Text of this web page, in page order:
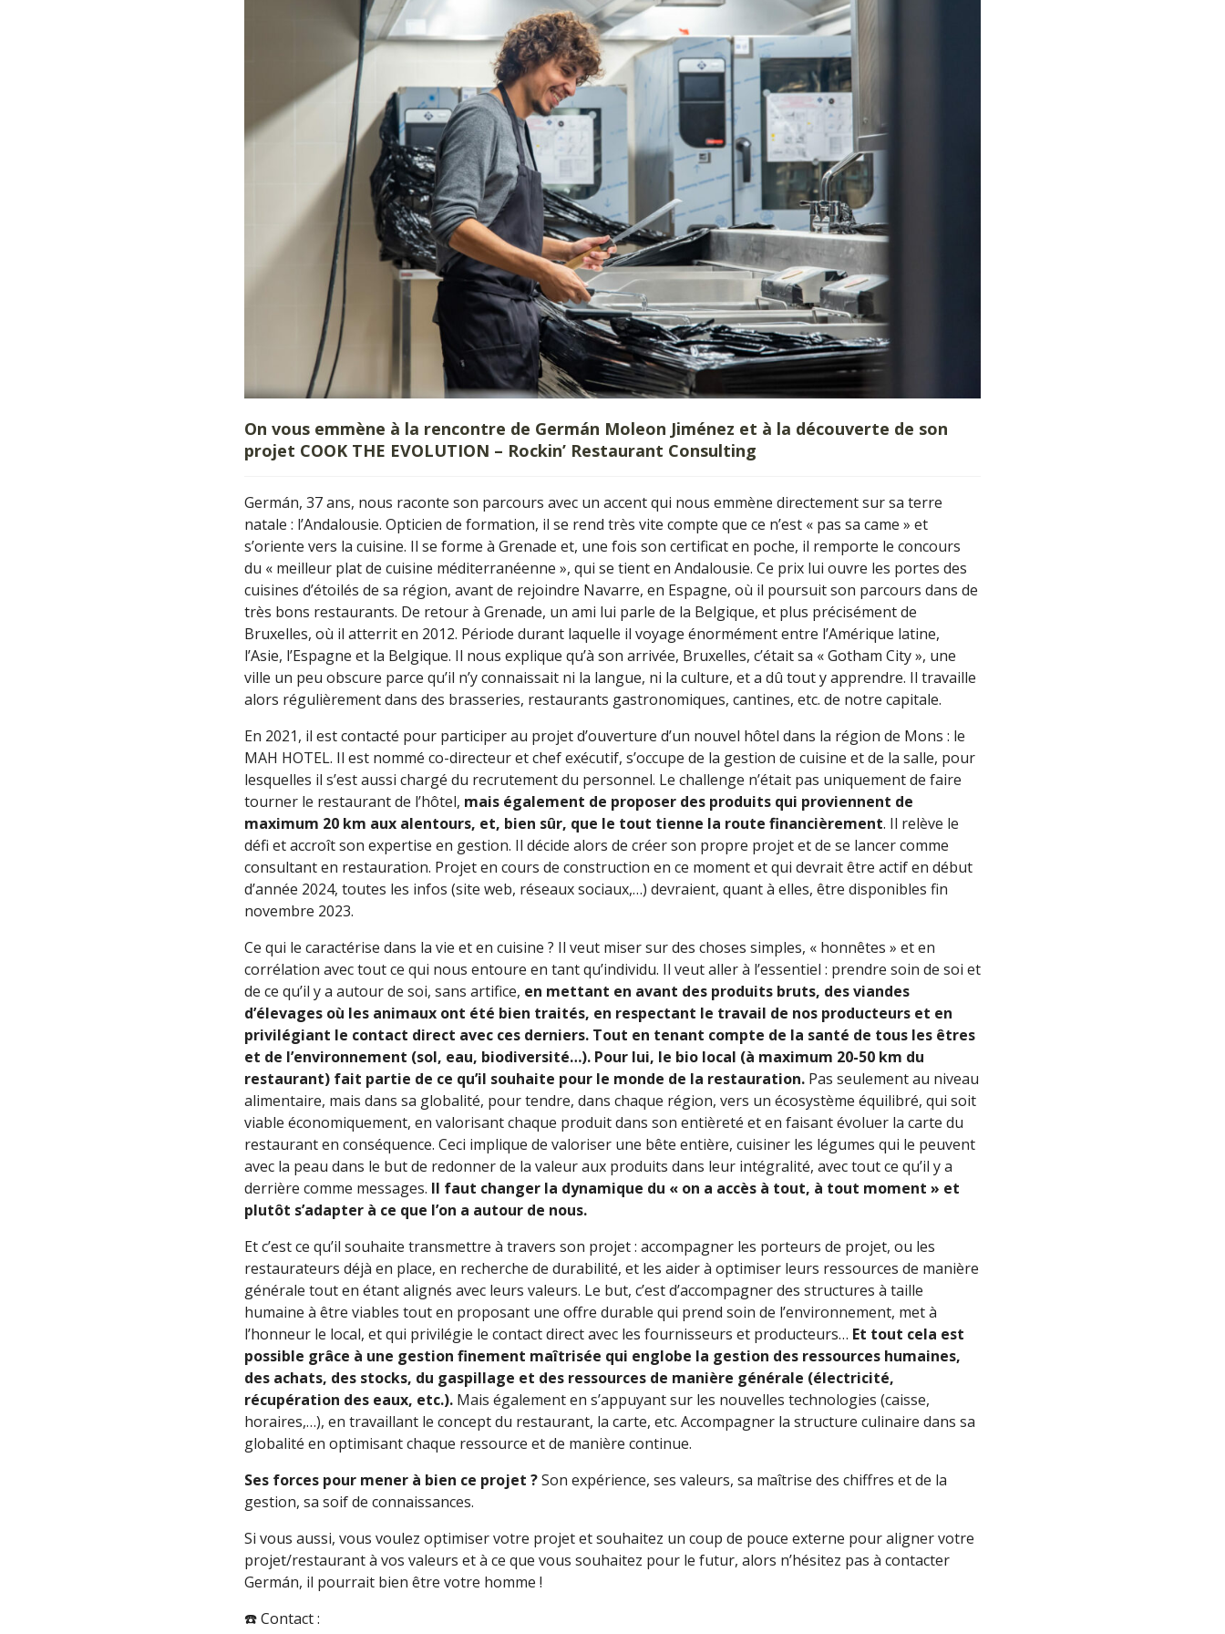
On vous emmène à la rencontre de Germán Moleon Jiménez et à la découverte de son
projet COOK THE EVOLUTION – Rockin’ Restaurant Consulting
Germán, 37 ans, nous raconte son parcours avec un accent qui nous emmène directement sur sa terre
natale : l’Andalousie. Opticien de formation, il se rend très vite compte que ce n’est « pas sa came » et
s’oriente vers la cuisine. Il se forme à Grenade et, une fois son certificat en poche, il remporte le concours
du « meilleur plat de cuisine méditerranéenne », qui se tient en Andalousie. Ce prix lui ouvre les portes des
cuisines d’étoilés de sa région, avant de rejoindre Navarre, en Espagne, où il poursuit son parcours dans de
très bons restaurants. De retour à Grenade, un ami lui parle de la Belgique, et plus précisément de
Bruxelles, où il atterrit en 2012. Période durant laquelle il voyage énormément entre l’Amérique latine,
l’Asie, l’Espagne et la Belgique. Il nous explique qu’à son arrivée, Bruxelles, c’était sa « Gotham City », une
ville un peu obscure parce qu’il n’y connaissait ni la langue, ni la culture, et a dû tout y apprendre. Il travaille
alors régulièrement dans des brasseries, restaurants gastronomiques, cantines, etc. de notre capitale.
En 2021, il est contacté pour participer au projet d’ouverture d’un nouvel hôtel dans la région de Mons : le
MAH HOTEL. Il est nommé co-directeur et chef exécutif, s’occupe de la gestion de cuisine et de la salle, pour
lesquelles il s’est aussi chargé du recrutement du personnel. Le challenge n’était pas uniquement de faire
tourner le restaurant de l’hôtel, mais également de proposer des produits qui proviennent de
maximum 20 km aux alentours, et, bien sûr, que le tout tienne la route financièrement. Il relève le
défi et accroît son expertise en gestion. Il décide alors de créer son propre projet et de se lancer comme
consultant en restauration. Projet en cours de construction en ce moment et qui devrait être actif en début
d’année 2024, toutes les infos (site web, réseaux sociaux,…) devraient, quant à elles, être disponibles fin
novembre 2023.
Ce qui le caractérise dans la vie et en cuisine ? Il veut miser sur des choses simples, « honnêtes » et en
corrélation avec tout ce qui nous entoure en tant qu’individu. Il veut aller à l’essentiel : prendre soin de soi et
de ce qu’il y a autour de soi, sans artifice, en mettant en avant des produits bruts, des viandes
d’élevages où les animaux ont été bien traités, en respectant le travail de nos producteurs et en
privilégiant le contact direct avec ces derniers. Tout en tenant compte de la santé de tous les êtres
et de l’environnement (sol, eau, biodiversité…). Pour lui, le bio local (à maximum 20-50 km du
restaurant) fait partie de ce qu’il souhaite pour le monde de la restauration. Pas seulement au niveau
alimentaire, mais dans sa globalité, pour tendre, dans chaque région, vers un écosystème équilibré, qui soit
viable économiquement, en valorisant chaque produit dans son entièreté et en faisant évoluer la carte du
restaurant en conséquence. Ceci implique de valoriser une bête entière, cuisiner les légumes qui le peuvent
avec la peau dans le but de redonner de la valeur aux produits dans leur intégralité, avec tout ce qu’il y a
derrière comme messages. Il faut changer la dynamique du « on a accès à tout, à tout moment » et
plutôt s’adapter à ce que l’on a autour de nous.
Et c’est ce qu’il souhaite transmettre à travers son projet : accompagner les porteurs de projet, ou les
restaurateurs déjà en place, en recherche de durabilité, et les aider à optimiser leurs ressources de manière
générale tout en étant alignés avec leurs valeurs. Le but, c’est d’accompagner des structures à taille
humaine à être viables tout en proposant une offre durable qui prend soin de l’environnement, met à
l’honneur le local, et qui privilégie le contact direct avec les fournisseurs et producteurs… Et tout cela est
possible grâce à une gestion finement maîtrisée qui englobe la gestion des ressources humaines,
des achats, des stocks, du gaspillage et des ressources de manière générale (électricité,
récupération des eaux, etc.). Mais également en s’appuyant sur les nouvelles technologies (caisse,
horaires,…), en travaillant le concept du restaurant, la carte, etc. Accompagner la structure culinaire dans sa
globalité en optimisant chaque ressource et de manière continue.
Ses forces pour mener à bien ce projet ?Son expérience, ses valeurs, sa maîtrise des chiffres et de la
gestion, sa soif de connaissances.
Si vous aussi, vous voulez optimiser votre projet et souhaitez un coup de pouce externe pour aligner votre
projet/restaurant à vos valeurs et à ce que vous souhaitez pour le futur, alors n’hésitez pas à contacter
Germán, il pourrait bien être votre homme !
☎️ Contact :